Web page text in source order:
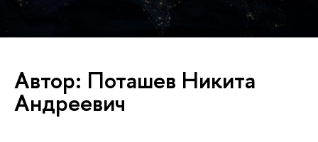
Автор: Поташев Никита
Андреевич